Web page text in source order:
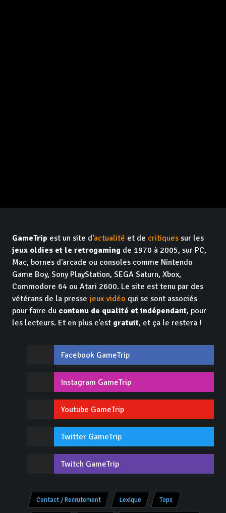
GameTrip est un site d'actualité et de critiques sur les
jeux oldies et le retrogaming de 1970 à 2005, sur PC,
Mac, bornes d'arcade ou consoles comme Nintendo
Game Boy, Sony PlayStation, SEGA Saturn, Xbox,
Commodore 64 ou Atari 2600. Le site est tenu par des
vétérans de la presse jeux vidéo qui se sont associés
pour faire du contenu de qualité et indépendant, pour
les lecteurs. Et en plus c'est gratuit, et ça le restera !
Facebook GameTrip
Instagram GameTrip
Youtube GameTrip
Twitter GameTrip
Twitch GameTrip
Contact / Recrutement Lexique Tops